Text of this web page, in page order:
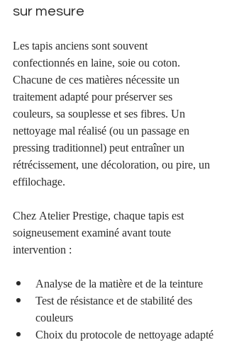
sur mesure
Les tapis anciens sont souvent
confectionnés en laine, soie ou coton.
Chacune de ces matières nécessite un
traitement adapté pour préserver ses
couleurs, sa souplesse et ses fibres. Un
nettoyage mal réalisé (ou un passage en
pressing traditionnel) peut entraîner un
rétrécissement, une décoloration, ou pire, un
effilochage.
Chez Atelier Prestige, chaque tapis est
soigneusement examiné avant toute
intervention :
Analyse de la matière et de la teinture
Test de résistance et de stabilité des
couleurs
Choix du protocole de nettoyage adapté